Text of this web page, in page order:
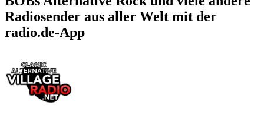
Radiosender aus aller Welt mit der
radio.de-App